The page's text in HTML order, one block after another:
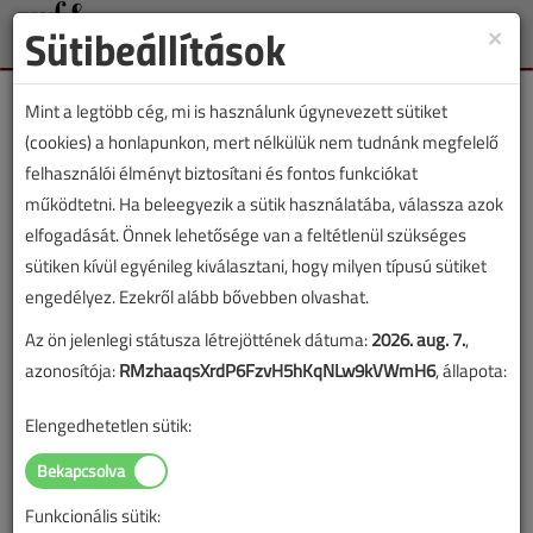
Toggle
Lapszám:
TARTALOM
Épületgépészet Szakoktatás
Hűtési rendszerek,
hűtőberendezések
2018/3. lapszám
×
Sütibeállítások
Mint a legtöbb cég, mi is használunk úgynevezett sütiket
(cookies) a honlapunkon, mert nélkülük nem tudnánk megfelelő
felhasználói élményt biztosítani és fontos funkciókat
működtetni. Ha beleegyezik a sütik használatába, válassza azok
elfogadását. Önnek lehetősége van a feltétlenül szükséges
sütiken kívül egyénileg kiválasztani, hogy milyen típusú sütiket
engedélyez. Ezekről alább bővebben olvashat.
Az ön jelenlegi státusza létrejöttének dátuma:2026. aug. 7.,
azonosítója:RMzhaaqsXrdP6FzvH5hKqNLw9kVWmH6, állapota:
Elengedhetetlen sütik:
Funkcionális sütik: